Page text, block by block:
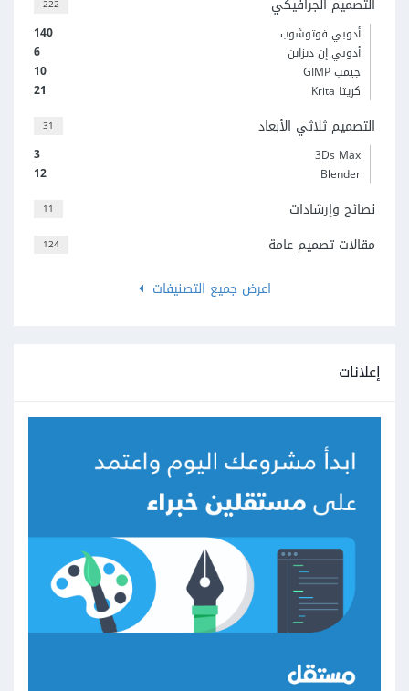
222 التصميم الجرافيكي
140
أدوبي فوتوشوب
6
أدوبي إن ديزاين
10
جيمب GIMP
21
كريتا Krita
31 التصميم ثلاثي الأبعاد
3
3Ds Max
12
Blender
11 نصائح وإرشادات
124
مقالات تصميم عامة
اعرض جميع التصنيفات
إعلانات